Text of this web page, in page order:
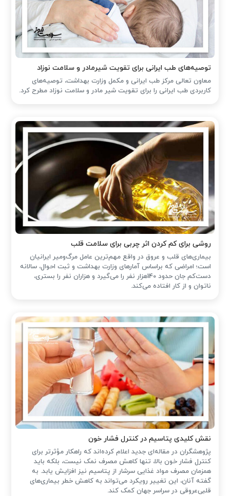
توصیه‌های طب ایرانی برای تقویت شیرمادر و سلامت نوزاد
معاون تعالی مرکز طب ایرانی و مکمل وزارت بهداشت، توصیه‌های
کاربردی طب ایرانی را برای تقویت شیر مادر و سلامت نوزاد مطرح کرد.
روشی برای کم کردن اثر چربی برای سلامت قلب
بیماری‌های قلب و عروق در واقع مهم‌ترین عامل مرگ‌ومیر ایرانیان
است؛ امراضی که براساس آمارهای وزارت بهداشت و ثبت احوال، سالانه
دست‌کم جان حدود 140هزار نفر را می‌گیرد و هزاران نفر را بستری،
ناتوان و از کار افتاده می‌کند.
نقش کلیدی پتاسیم در کنترل فشار خون
پژوهشگران در مقاله‌ای جدید اعلام کرده‌اند که راهکار مؤثرتر برای
کنترل فشار خون بالا، تنها کاهش مصرف نمک نیست، بلکه باید
همزمان مصرف مواد غذایی سرشار از پتاسیم نیز افزایش یابد. به
گفته آنان، این تغییر رویکرد می‌تواند به کاهش خطر بیماری‌های
قلبی‌عروقی در سراسر جهان کمک کند.